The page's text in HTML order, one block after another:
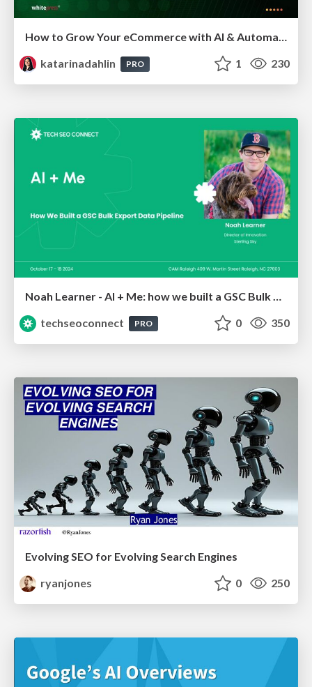
How to Grow Your eCommerce with AI & Automation
katarinadahlin
PRO 1 230
Noah Learner - AI + Me: how we built a GSC Bulk Export data pipeline
techseoconnect
PRO 0 350
Evolving SEO for Evolving Search Engines
ryanjones
0 250